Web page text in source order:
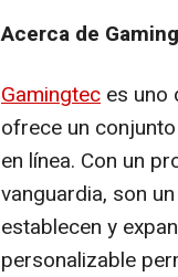
Acerca de
Gamingtec es uno
ofrece un
en línea. Con un
vanguardia, son
establecen y
personalizable